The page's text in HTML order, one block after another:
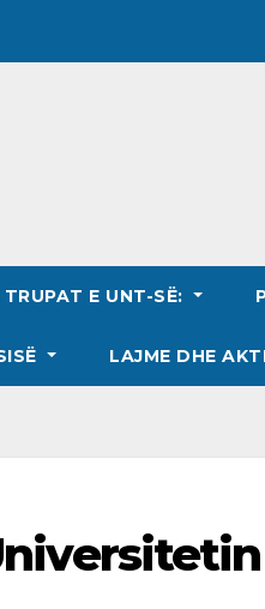
E UNT-SË:
LAJME DHE